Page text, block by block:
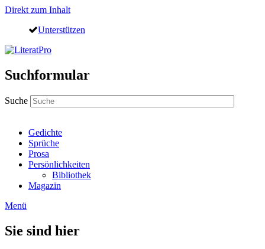
Direkt zum Inhalt
Unterstützen
Suchformular
Suche
Gedichte
Sprüche
Prosa
Persönlichkeiten
Bibliothek
Magazin
Menü
Sie sind hier